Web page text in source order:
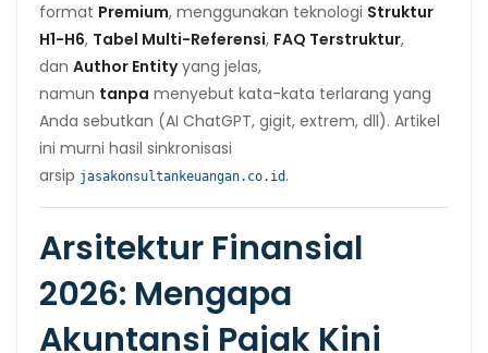
format Premium, menggunakan teknologi Struktur
H1-H6, Tabel Multi-Referensi, FAQ Terstruktur,
dan Author Entityyang jelas,
namun tanpa menyebut kata-kata terlarang yang
Anda sebutkan (AI ChatGPT, gigit, extrem, dll). Artikel
ini murni hasil sinkronisasi
arsip jasakonsultankeuangan.co.id .
Arsitektur Finansial
2026: Mengapa
Akuntansi Pajak Kini